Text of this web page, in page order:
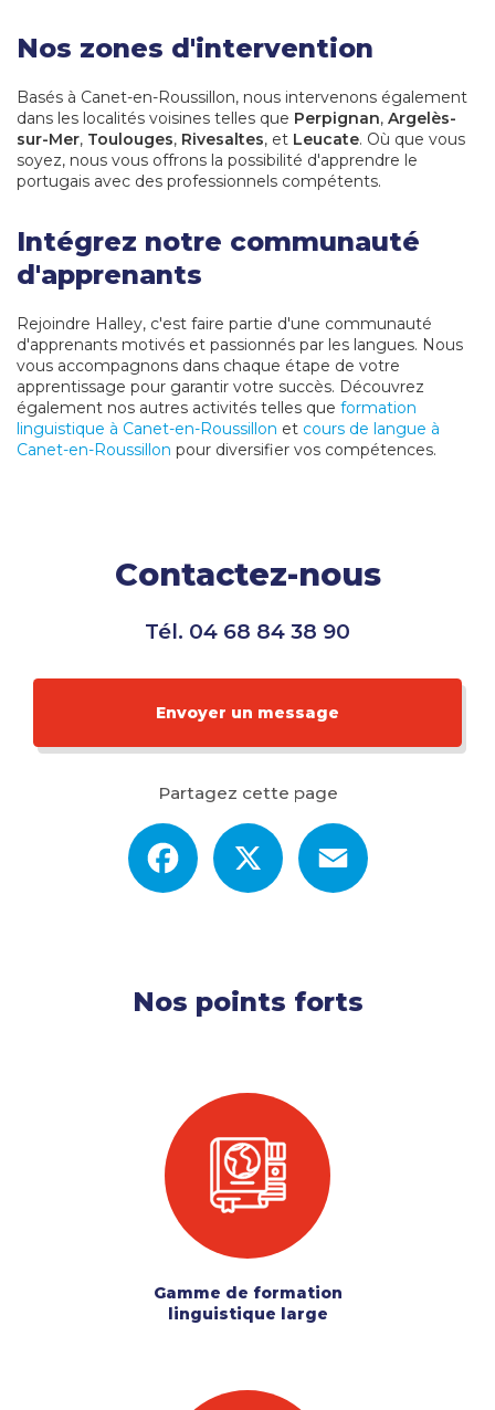
Nos zones d'intervention
Basés à Canet-en-Roussillon, nous intervenons également
dans les localités voisines telles que Perpignan, Argelès-
sur-Mer, Toulouges, Rivesaltes, et Leucate. Où que vous
soyez, nous vous offrons la possibilité d'apprendre le
portugais avec des professionnels compétents.
Intégrez notre communauté
d'apprenants
Rejoindre Halley, c'est faire partie d'une communauté
d'apprenants motivés et passionnés par les langues. Nous
vous accompagnons dans chaque étape de votre
apprentissage pour garantir votre succès. Découvrez
également nos autres activités telles que formation
linguistique à Canet-en-Roussillon et cours de langue à
Canet-en-Roussillon pour diversifier vos compétences.
Contactez-nous
Tél. 04 68 84 38 90
Envoyer un message
Partagez cette page
Facebook
Nos points forts
Gamme de formation
linguistique large